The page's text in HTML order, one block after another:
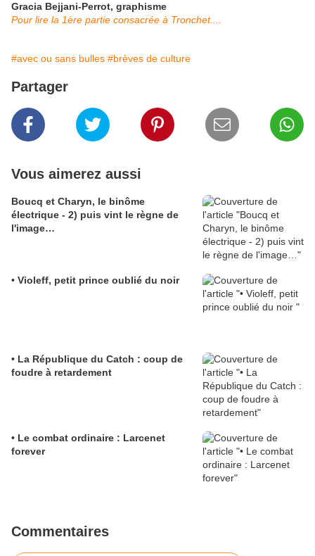
Gracia Bejjani-Perrot, graphisme
Pour lire la 1ère partie consacrée à Tronchet....
#avec ou sans bulles #brèves de culture
Partager
Vous aimerez aussi
Boucq et Charyn, le binôme
électrique - 2) puis vint le règne de
l'image…
• Violeff, petit prince oublié du noir
• La République du Catch : coup de
foudre à retardement
• Le combat ordinaire : Larcenet
forever
Commentaires